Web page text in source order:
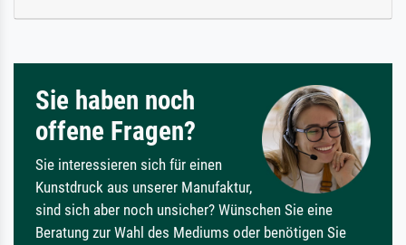
Sie haben noch
offene Fragen?
Sie interessieren sich für einen
Kunstdruck aus unserer Manufaktur,
sind sich aber noch unsicher? Wünschen Sie eine
Beratung zur Wahl des Mediums oder benötigen Sie